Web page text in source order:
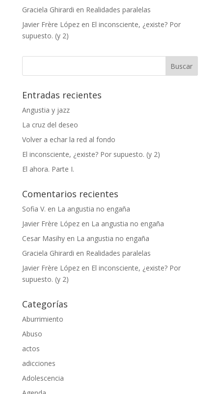
Graciela Ghirardi en Realidades paralelas
Javier Frère Lópezen El inconsciente, ¿existe? Por
supuesto. (y 2)
Entradas recientes
Angustia y jazz
La cruz del deseo
Volver a echar la red al fondo
El inconsciente, ¿existe? Por supuesto. (y 2)
El ahora. Parte I.
Comentarios recientes
Sofia V. en La angustia no engaña
Javier Frère Lópezen La angustia no engaña
Cesar Masihyen La angustia no engaña
Graciela Ghirardi en Realidades paralelas
Javier Frère Lópezen El inconsciente, ¿existe? Por
supuesto. (y 2)
Categorías
Aburrimiento
Abuso
actos
adicciones
Adolescencia